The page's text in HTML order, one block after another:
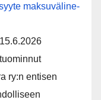
mak­su­vä­li­ne­
ry:n entisen